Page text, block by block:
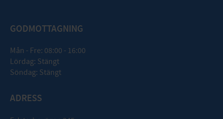
GODMOTTAGNING
Mån - Fre: 08:00 - 16:00
Lördag: Stängt
Söndag: Stängt
ADRESS